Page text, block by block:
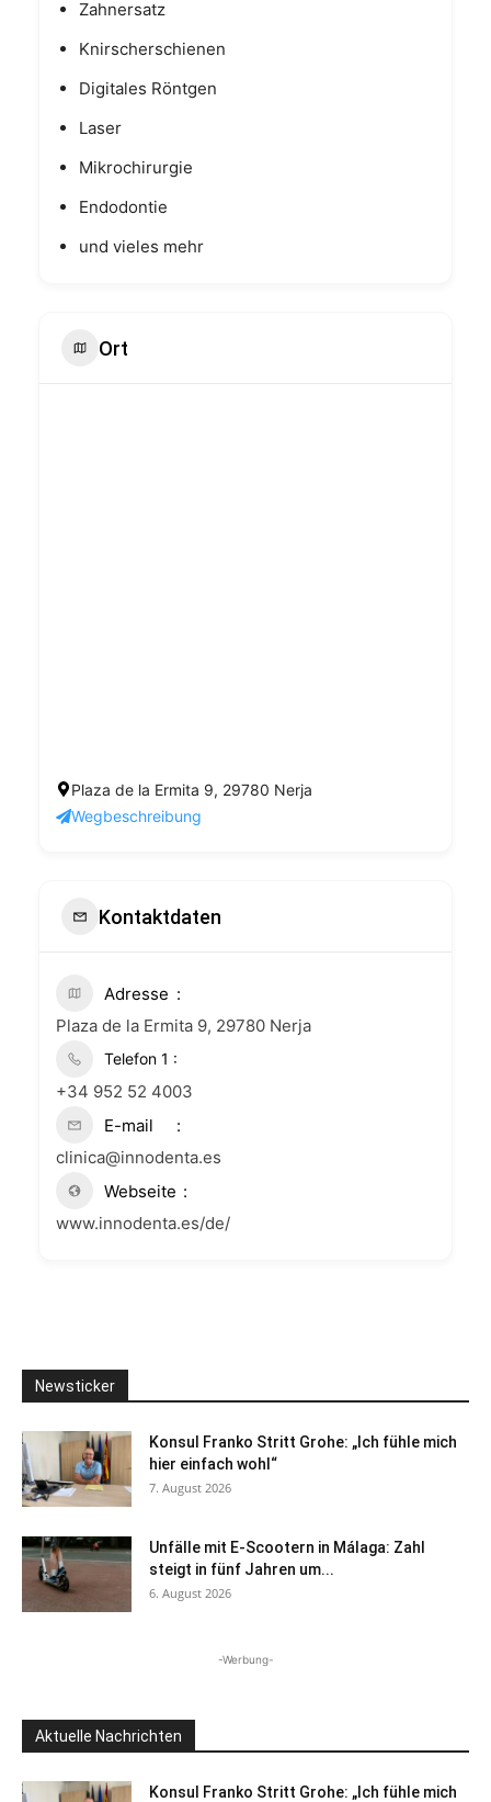
Zahnersatz
Knirscherschienen
Digitales Röntgen
Laser
Mikrochirurgie
Endodontie
und vieles mehr
Ort
Plaza de la Ermita 9, 29780 Nerja
Wegbeschreibung
Kontaktdaten
Adresse
Plaza de la Ermita 9, 29780 Nerja
+34 952 52 4003
E-mail
clinica@innodenta.es
Webseite
www.innodenta.es/de/
Newsticker
Konsul Franko Stritt Grohe: „Ich fühle mich
hier einfach wohl“
7. August 2026
Unfälle mit E-Scootern in Málaga: Zahl
steigt in fünf Jahren um...
6. August 2026
-Werbung-
Aktuelle Nachrichten
Konsul Franko Stritt Grohe: „Ich fühle mich